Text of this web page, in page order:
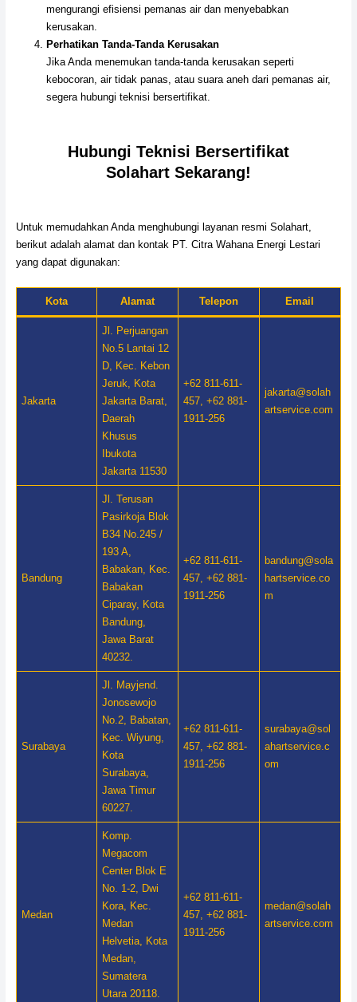
mengurangi efisiensi pemanas air dan menyebabkan
kerusakan.
Perhatikan Tanda-Tanda Kerusakan
Jika Anda menemukan tanda-tanda kerusakan seperti
kebocoran, air tidak panas, atau suara aneh dari pemanas air,
segera hubungi teknisi bersertifikat.
Hubungi Teknisi Bersertifikat
Solahart Sekarang!
Untuk memudahkan Anda menghubungi layanan resmi Solahart,
berikut adalah alamat dan kontak PT. Citra Wahana Energi Lestari
yang dapat digunakan:
Kota Alamat Telepon Email
Jakarta
Jl. Perjuangan
No.5 Lantai 12
D, Kec. Kebon
Jeruk, Kota
Jakarta Barat,
Daerah
Khusus
Ibukota
Jakarta 11530
+62 811-611-
457, +62 881-
1911-256
jakarta@solah
artservice.com
Bandung
Jl. Terusan
Pasirkoja Blok
B34 No.245 /
193 A,
Babakan, Kec.
Babakan
Ciparay, Kota
Bandung,
Jawa Barat
40232.
+62 811-611-
457, +62 881-
1911-256
bandung@sola
hartservice.co
m
Surabaya
Jl. Mayjend.
Jonosewojo
No.2, Babatan,
Kec. Wiyung,
Kota
Surabaya,
Jawa Timur
60227.
+62 811-611-
457, +62 881-
1911-256
surabaya@sol
ahartservice.c
om
Medan
Komp.
Megacom
Center Blok E
No. 1-2, Dwi
Kora, Kec.
Medan
Helvetia, Kota
Medan,
Sumatera
Utara 20118.
+62 811-611-
457, +62 881-
1911-256
medan@solah
artservice.com